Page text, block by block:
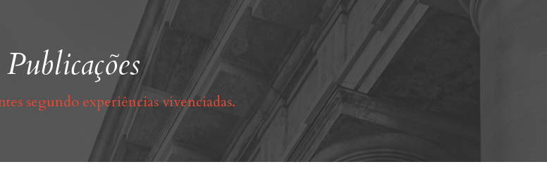
Publicações
segundo experiências vivenciadas.